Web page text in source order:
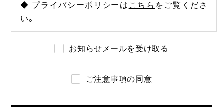
◆ プライバシーポリシーは こちら をご覧くださ
い。
お知らせメールを受け取る
ご注意事項の同意